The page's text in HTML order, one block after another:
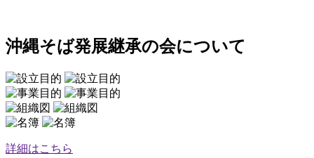
沖縄そば発展継承の会について
詳細はこちら